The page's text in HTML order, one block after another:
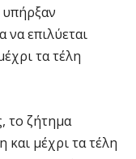
να επιλύεται
τα τέλη
το ζήτημα
και μέχρι τα τέλη